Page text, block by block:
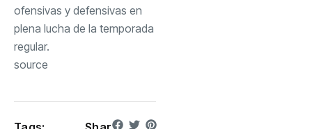
ofensivas y defensivas en
plena lucha de la temporada
regular.
source